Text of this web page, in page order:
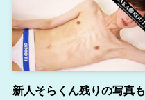
新人そらくん残りの写真も